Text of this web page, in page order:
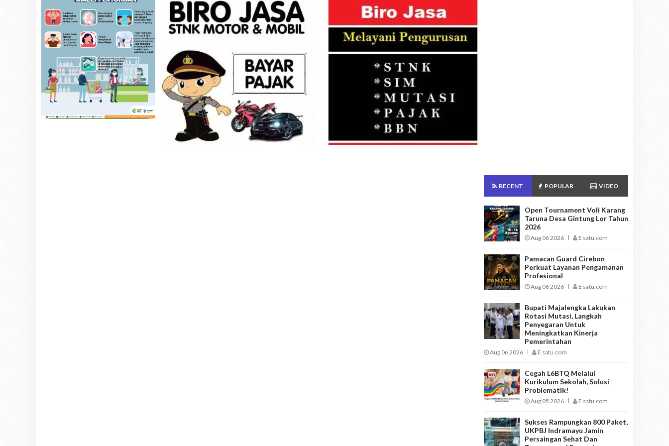
RECENT POPULAR VIDEO
Open Tournament Voli Karang
Taruna Desa Gintung Lor Tahun
2026
Aug 06 2026 E satu.com
Pamacan Guard Cirebon
Perkuat Layanan Pengamanan
Profesional
Aug 06 2026 E satu.com
Bupati Majalengka Lakukan
Rotasi Mutasi, Langkah
Penyegaran Untuk
Meningkatkan Kinerja
Pemerintahan
Aug 06 2026 E satu.com
Cegah L6BTQ Melalui
Kurikulum Sekolah, Solusi
Problematik!
Aug 05 2026 E satu.com
Sukses Rampungkan 800 Paket,
UKPBJ Indramayu Jamin
Persaingan Sehat Dan